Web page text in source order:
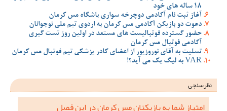
18 ساله های خود
آغاز ثبت نام آکادمی دوچرخه سواری باشگاه مس کرمان
دعوت دو بازیکن آکادمی مس کرمان به اردوی تیم ملی نوجوانان
حضور گسترده فوتبالیست های مستعد در اولین روز تست گیری
آکادمی فوتبال مس کرمان
تسلیت به آقای نوروزپور از اعضای کادر پزشکی تیم فوتبال مس کرمان
VAR به لیگ یک می آید؟!
نظرسنجی
امتیاز شما به بازیکنان مس کرمان در این فصل